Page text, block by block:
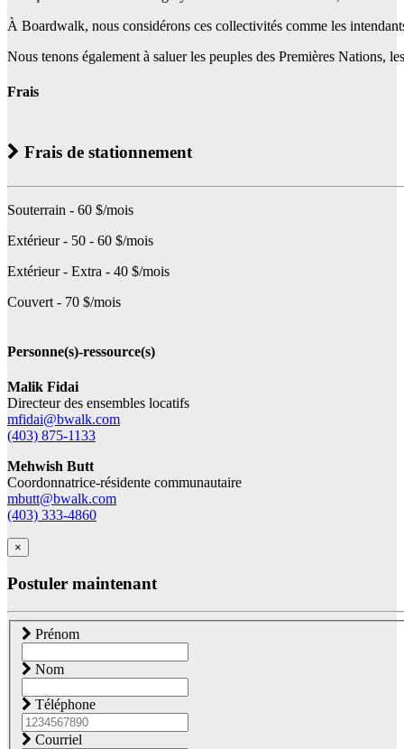
À Boardwalk, nous considérons ces collectivités comme les
Nous tenons également à saluer les peuples des Premières Nations,
Frais
Frais de stationnement
Souterrain - 60 $/mois
Extérieur - 50 - 60 $/mois
Extérieur - Extra - 40 $/mois
Couvert - 70 $/mois
Personne(s)-ressource(s)
Malik Fidai
Directeur des ensembles locatifs
mfidai@bwalk.com
(403) 875-1133
Mehwish Butt
Coordonnatrice-résidente communautaire
mbutt@bwalk.com
(403) 333-4860
×
Postuler maintenant
Prénom
Nom
Téléphone
Courriel